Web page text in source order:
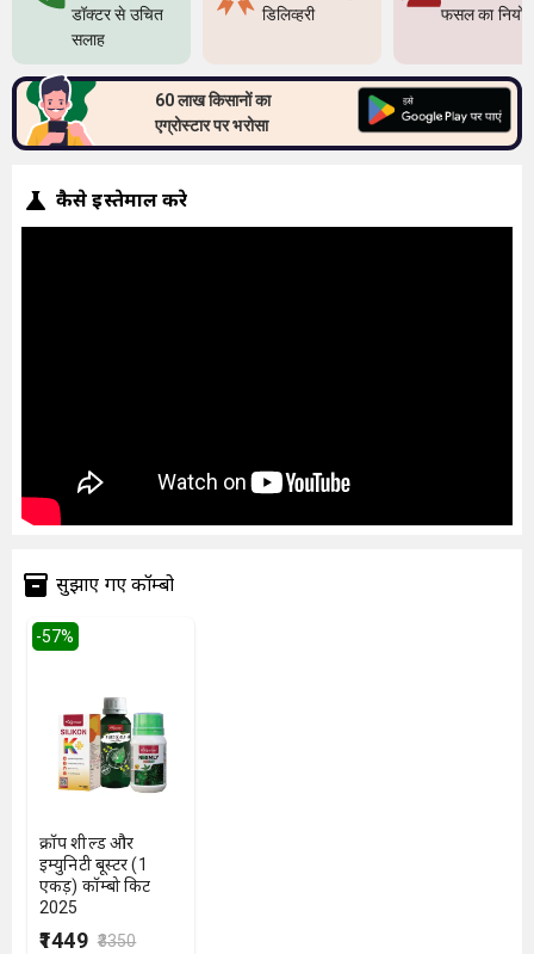
डॉक्टर से उचित
सलाह
डिलिव्हरी
फसल का
60 लाख किसानों का
एग्रोस्टार पर भरोसा
कैसे इस्तेमाल करे
सुझाएं गए कॉम्बो
-57%
क्रॉप शील्ड और
इम्युनिटी बूस्टर (1
एकड़) कॉम्बो किट
2025
₹1449 ₹3350